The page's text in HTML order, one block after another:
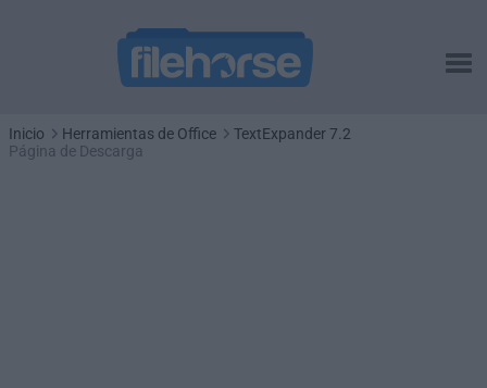
Inicio Herramientas de Office
TextExpander 7.2
Página de Descarga